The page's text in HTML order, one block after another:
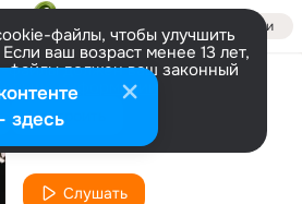
Войти
файлы, чтобы улучшить
ваш возраст менее 13 лет,
файлы должен ваш законный
информации
Настроить
Фонарики
ШАН-ХАЙ
Слушать
здесь